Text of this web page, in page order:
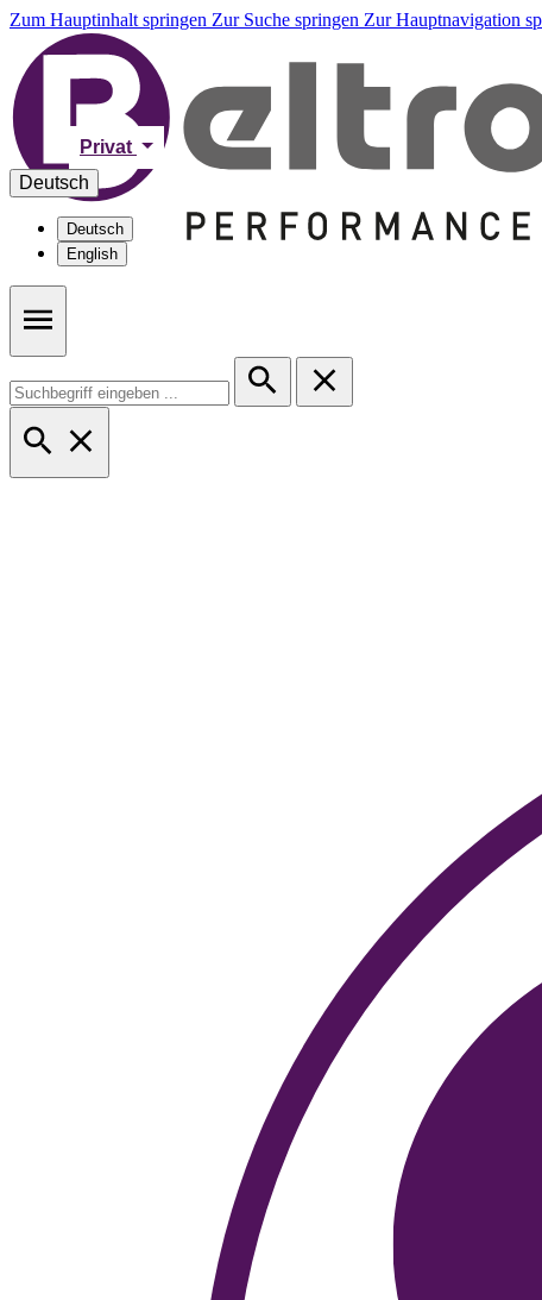
Zum Hauptinhalt springen Zur Suche springen Zur Hauptnavigation
Privat
Deutsch
Deutsch
English